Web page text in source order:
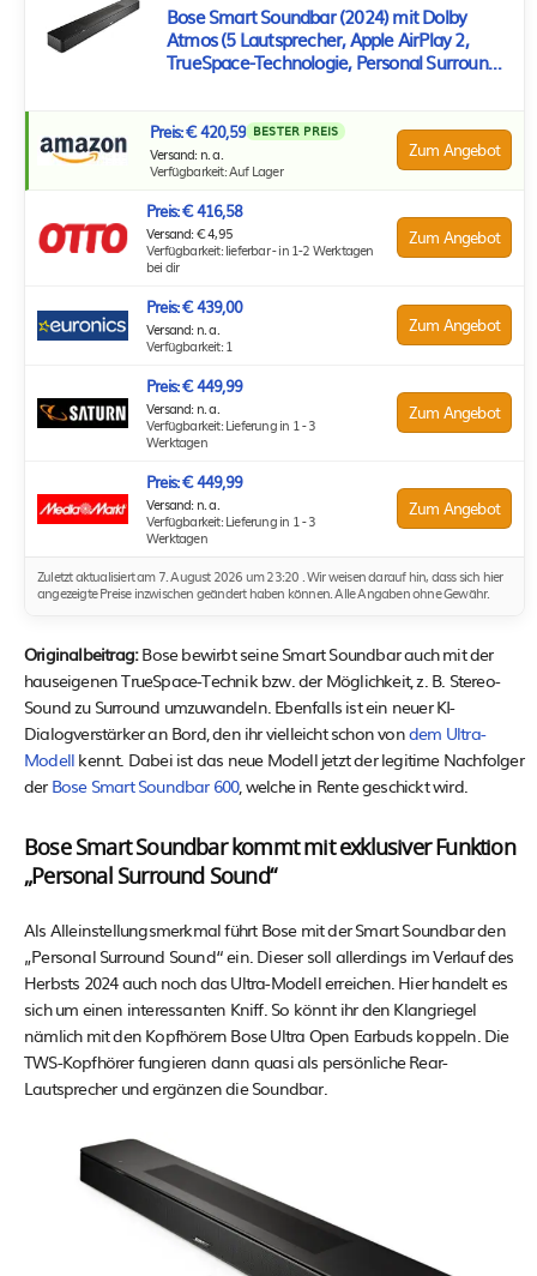
Bose Smart Soundbar (2024) mit Dolby
Atmos (5 Lautsprecher, Apple AirPlay 2,
TrueSpace-Technologie, Personal Surround
Preis: € 420,59 BESTER PREIS
Versand: n. a.
Verfügbarkeit: Auf Lager
Zum Angebot
Preis: € 416,58
Versand: € 4,95
Verfügbarkeit: lieferbar - in 1-2 Werktagen
bei dir
Zum Angebot
Preis: € 439,00
Versand: n. a.
Verfügbarkeit: 1
Zum Angebot
Preis: € 449,99
Versand: n. a.
Verfügbarkeit: Lieferung in 1 - 3
Werktagen
Zum Angebot
Preis: € 449,99
Versand: n. a.
Verfügbarkeit: Lieferung in 1 - 3
Werktagen
Zum Angebot
Zuletzt aktualisiert am 7. August 2026 um 23:20 . Wir weisen darauf hin, dass sich hier
angezeigte Preise inzwischen geändert haben können. Alle Angaben ohne Gewähr.
Originalbeitrag:Bose bewirbt seine Smart Soundbar auch mit der
hauseigenen TrueSpace-Technik bzw. der Möglichkeit, z. B. Stereo-
Sound zu Surround umzuwandeln. Ebenfalls ist ein neuer KI-
Dialogverstärker an Bord, den ihr vielleicht schon vondem Ultra-
Modell kennt. Dabei ist das neue Modell jetzt der legitime Nachfolger
der Bose Smart Soundbar 600, welche in Rente geschickt wird.
Bose Smart Soundbar kommt mit exklusiver Funktion
„Personal Surround Sound“
Als Alleinstellungsmerkmal führt Bose mit der Smart Soundbar den
„Personal Surround Sound“ ein. Dieser soll allerdings im Verlauf des
Herbsts 2024 auch noch das Ultra-Modell erreichen. Hier handelt es
sich um einen interessanten Kniff. So könnt ihr den Klangriegel
nämlich mit den Kopfhörern Bose Ultra Open Earbuds koppeln. Die
TWS-Kopfhörer fungieren dann quasi als persönliche Rear-
Lautsprecher und ergänzen die Soundbar.